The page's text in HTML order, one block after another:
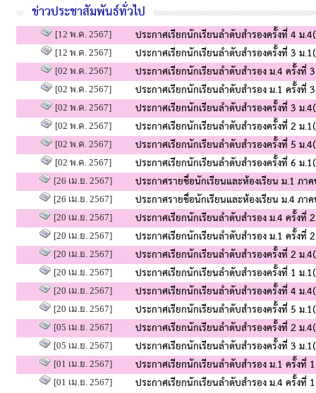
ข่าวประชาสัมพันธ์ทั่วไป
[12 พ.ค. 2567] ประกาศเรียกนักเรียนลำดับสำรองครั้งที่ 4 ม
[12 พ.ค. 2567] ประกาศเรียกนักเรียนลำดับสำรองครั้งที่ 3 ม
[02 พ.ค. 2567] ประกาศเรียกนักเรียนลำดับสำรอง ม.4 ครั้ง
[02 พ.ค. 2567] ประกาศเรียกนักเรียนลำดับสำรอง ม.1 ครั้ง
[02 พ.ค. 2567] ประกาศเรียกนักเรียนลำดับสำรองครั้งที่ 3 ม
[02 พ.ค. 2567] ประกาศเรียกนักเรียนลำดับสำรองครั้งที่ 2 ม
[02 พ.ค. 2567] ประกาศเรียกนักเรียนลำดับสำรองครั้งที่ 5 ม
[02 พ.ค. 2567] ประกาศเรียกนักเรียนลำดับสำรองครั้งที่ 6 ม
[26 เม.ย. 2567] ประกาศรายชื่อนักเรียนและห้องเรียน ม.1 ภ
[26 เม.ย. 2567] ประกาศรายชื่อนักเรียนและห้องเรียน ม.4 ภ
[20 เม.ย. 2567] ประกาศเรียกนักเรียนลำดับสำรอง ม.4 ครั้ง
[20 เม.ย. 2567] ประกาศเรียกนักเรียนลำดับสำรอง ม.1 ครั้ง
[20 เม.ย. 2567] ประกาศเรียกนักเรียนลำดับสำรองครั้งที่ 2 ม
[20 เม.ย. 2567] ประกาศเรียกนักเรียนลำดับสำรองครั้งที่ 1 ม
[20 เม.ย. 2567] ประกาศเรียกนักเรียนลำดับสำรองครั้งที่ 4 ม
[20 เม.ย. 2567] ประกาศเรียกนักเรียนลำดับสำรองครั้งที่ 5 ม
[05 เม.ย. 2567] ประกาศเรียกนักเรียนลำดับสำรองครั้งที่ 2 ม
[05 เม.ย. 2567] ประกาศเรียกนักเรียนลำดับสำรองครั้งที่ 3 ม
[01 เม.ย. 2567] ประกาศเรียกนักเรียนลำดับสำรอง ม.1 ครั้ง
[01 เม.ย. 2567] ประกาศเรียกนักเรียนลำดับสำรอง ม.4 ครั้ง